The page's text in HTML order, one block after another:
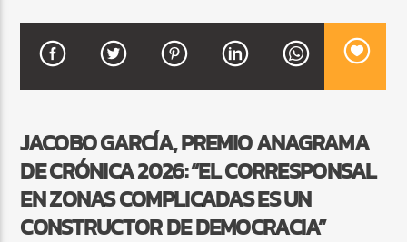
JACOBO GARCÍA, PREMIO ANAGRAMA
DE CRÓNICA 2026: “EL CORRESPONSAL
EN ZONAS COMPLICADAS ES UN
CONSTRUCTOR DE DEMOCRACIA”